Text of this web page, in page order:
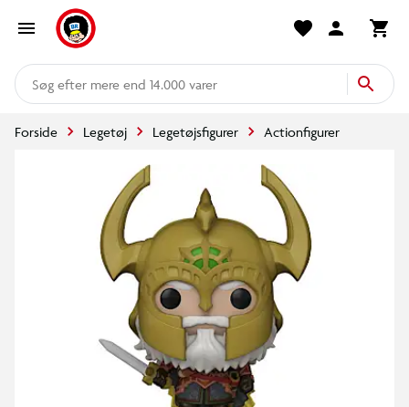
mere end 14.000 varer
Forside Legetøj Legetøjsfigurer Actionfigurer